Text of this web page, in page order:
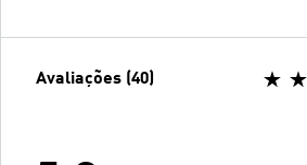
Avaliações (40)